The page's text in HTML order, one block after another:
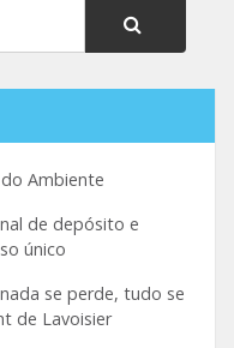
Ambiente
de depósito e
único
se perde, tudo se
de Lavoisier